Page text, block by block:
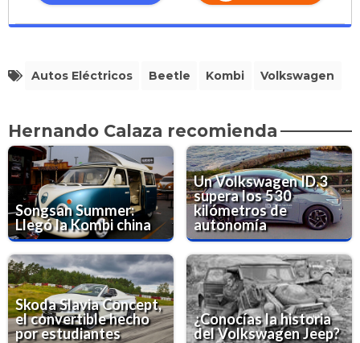
Autos Eléctricos Beetle Kombi Volkswagen
Hernando Calaza recomienda
Songsan Summer:
Llegó la Kombi china
Un Volkswagen ID.3
supera los 530
kilómetros de
autonomía
Skoda Slavia Concept,
el convertible hecho
por estudiantes
¿Conocías la historia
del Volkswagen Jeep?